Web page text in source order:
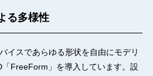
る多様性
イスであらゆる形状を自由にモデリ
FreeForm」を導入しています。設